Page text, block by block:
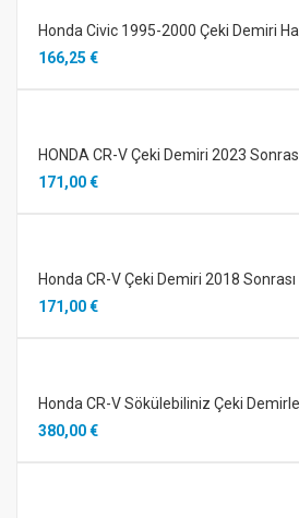
Honda Civic 1995-2000 Çeki Demiri
166,25 €
HONDA CR-V Çeki Demiri 2023
171,00 €
Honda CR-V Çeki Demiri 2018 Sonrası
171,00 €
Honda CR-V Sökülebiliniz Çeki
380,00 €